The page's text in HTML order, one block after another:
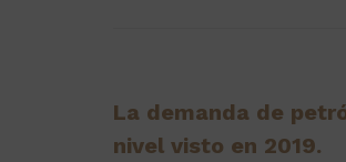
La demanda de
nivel visto en 2019.